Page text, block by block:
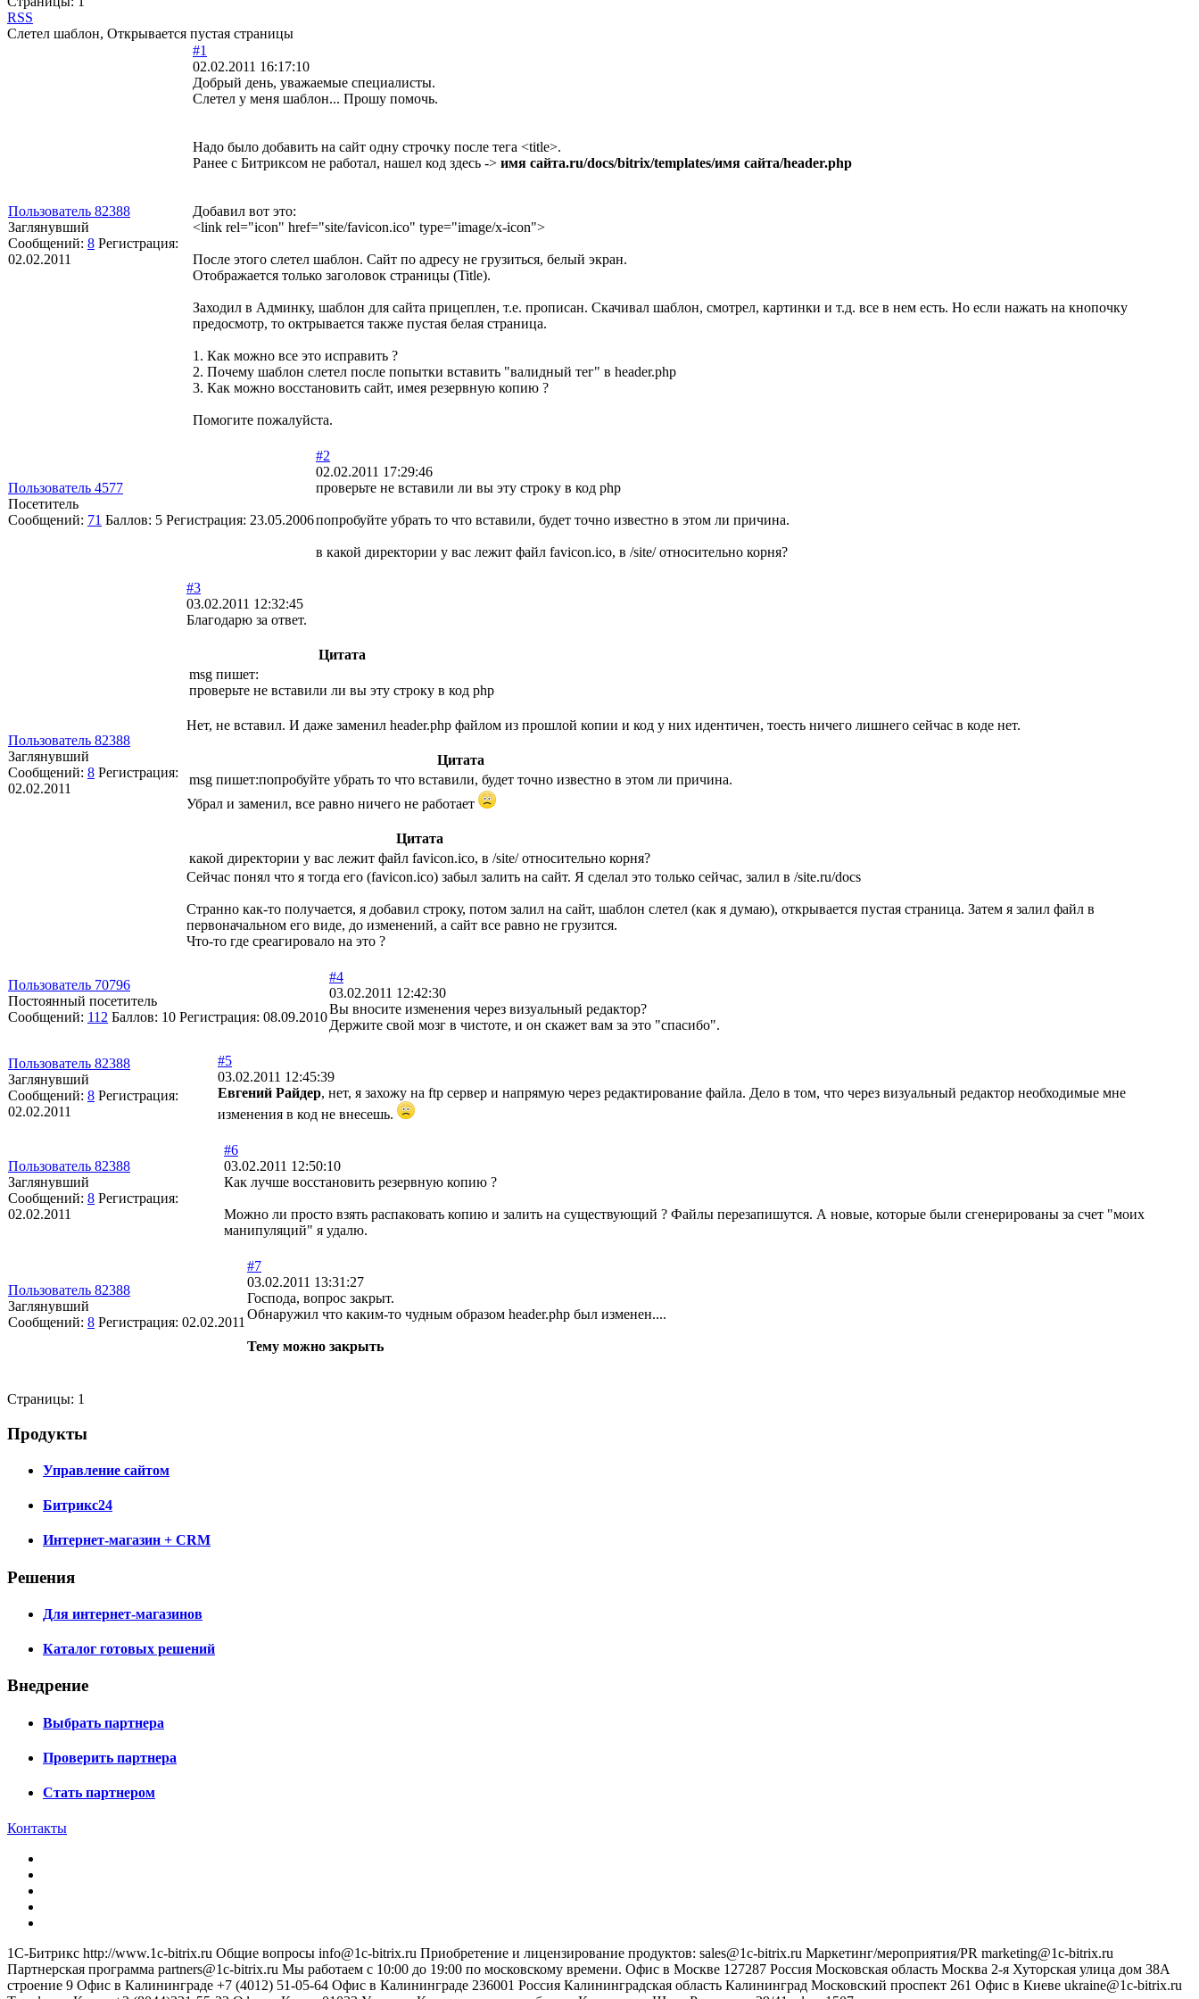
RSS
Слетел шаблон, Открывается пустая страницы
Пользователь 82388
Заглянувший
Сообщений: 8 Регистрация:
02.02.2011
#1
02.02.2011 16:17:10
Добрый день, уважаемые специалисты.
Слетел у меня шаблон... Прошу помочь.
Надо было добавить на сайт одну строчку после тега <title>.
Ранее с Битриксом не работал, нашел код здесь -> имя сайта.ru/docs/bitrix/templates/имя сайта/header.php
Добавил вот это:
<link rel="icon" href="site/favicon.ico" type="image/x-icon">
После этого слетел шаблон. Сайт по адресу не грузиться, белый экран.
Отображается только заголовок страницы (Title).
Заходил в Админку, шаблон для сайта прицеплен, т.е. прописан. Скачивал шаблон, смотрел, картинки и т.д. все в нем есть. Но если нажать на кнопочку
предосмотр, то октрывается также пустая белая страница.
1. Как можно все это исправить ?
2. Почему шаблон слетел после попытки вставить "валидный тег" в header.php
3. Как можно восстановить сайт, имея резервную копию ?
Помогите пожалуйста.
Пользователь 4577
Посетитель
Сообщений: 71 Баллов: 5 Регистрация: 23.05.2006
#2
02.02.2011 17:29:46
проверьте не вставили ли вы эту строку в код php
попробуйте убрать то что вставили, будет точно известно в этом ли причина.
в какой директории у вас лежит файл favicon.ico, в /site/ относительно корня?
Пользователь 82388
Заглянувший
Сообщений: 8 Регистрация:
02.02.2011
#3
03.02.2011 12:32:45
Благодарю за ответ.
Цитата
msg пишет:
проверьте не вставили ли вы эту строку в код php
Нет, не вставил. И даже заменил header.php файлом из прошлой копии и код у них идентичен, тоесть ничего лишнего сейчас в коде нет.
Цитата
msg пишет:попробуйте убрать то что вставили, будет точно известно в этом ли причина.
Убрал и заменил, все равно ничего не работает
Цитата
какой директории у вас лежит файл favicon.ico, в /site/ относительно корня?
Сейчас понял что я тогда его (favicon.ico) забыл залить на сайт. Я сделал это только сейчас, залил в /site.ru/docs
Странно как-то получается, я добавил строку, потом залил на сайт, шаблон слетел (как я думаю), открывается пустая страница. Затем я залил файл в
первоначальном его виде, до изменений, а сайт все равно не грузится.
Что-то где среагировало на это ?
Пользователь 70796
Постоянный посетитель
Сообщений: 112 Баллов: 10 Регистрация: 08.09.2010
#4
03.02.2011 12:42:30
Вы вносите изменения через визуальный редактор?
Держите свой мозг в чистоте, и он скажет вам за это "спасибо".
Пользователь 82388
Заглянувший
Сообщений: 8 Регистрация:
02.02.2011
#5
03.02.2011 12:45:39
Евгений Райдер, нет, я захожу на ftp сервер и напрямую через редактирование файла. Дело в том, что через визуальный редактор необходимые мне
изменения в код не внесешь.
Пользователь 82388
Заглянувший
Сообщений: 8 Регистрация:
02.02.2011
#6
03.02.2011 12:50:10
Как лучше восстановить резервную копию ?
Можно ли просто взять распаковать копию и залить на существующий ? Файлы перезапишутся. А новые, которые были сгенерированы за счет "моих
манипуляций" я удалю.
Пользователь 82388
Заглянувший
Сообщений: 8 Регистрация: 02.02.2011
#7
03.02.2011 13:31:27
Господа, вопрос закрыт.
Обнаружил что каким-то чудным образом header.php был изменен....
Тему можно закрыть
Страницы: 1
Продукты
Управление сайтом
Битрикс24
Интернет-магазин + CRM
Решения
Для интернет-магазинов
Каталог готовых решений
Внедрение
Выбрать партнера
Проверить партнера
Стать партнером
Контакты
1С-Битрикс http://www.1c-bitrix.ru Общие вопросы info@1c-bitrix.ru Приобретение и лицензирование продуктов: sales@1c-bitrix.ru Маркетинг/мероприятия/PR marketing@1c-bitrix.ru
Партнерская программа partners@1c-bitrix.ru Мы работаем с 10:00 до 19:00 по московскому времени. Офис в Москве 127287 Россия Московская область Москва 2-я Хуторская улица дом 38А
строение 9 Офис в Калининграде +7 (4012) 51-05-64 Офис в Калининграде 236001 Россия Калининградская область Калининград Московский проспект 261 Офис в Киеве ukraine@1c-bitrix.ru